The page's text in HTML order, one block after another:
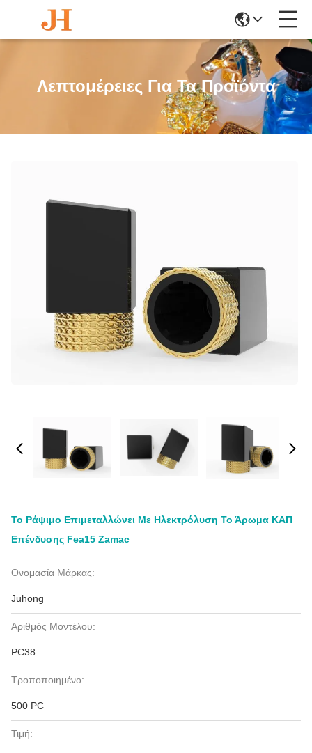
Λεπτομέρειες Για Τα Προϊόντα
Το Ράψιμο Επιμεταλλώνει Με Ηλεκτρόλυση Το Άρωμα ΚΑΠ
Επένδυσης Fea15 Zamac
Ονομασία Μάρκας:
Juhong
Αριθμός Μοντέλου:
PC38
Τροποποιημένο:
500 PC
Τιμή: